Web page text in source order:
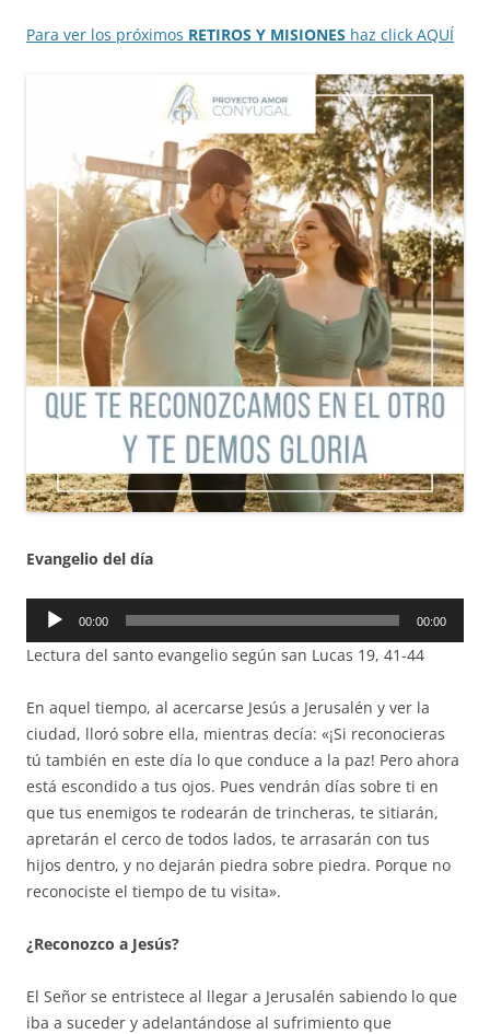
Para ver los próximos RETIROS Y MISIONES haz click AQUÍ
Evangelio del día
Reproductor
audio
00:00 00:00
Lectura del santo evangelio según san Lucas 19, 41-44
En aquel tiempo, al acercarse Jesús a Jerusalén y ver la
ciudad, lloró sobre ella, mientras decía: «¡Si reconocieras
tú también en este día lo que conduce a la paz! Pero ahora
está escondido a tus ojos. Pues vendrán días sobre ti en
que tus enemigos te rodearán de trincheras, te sitiarán,
apretarán el cerco de todos lados, te arrasarán con tus
hijos dentro, y no dejarán piedra sobre piedra. Porque no
reconociste el tiempo de tu visita».
¿Reconozco a Jesús?
El Señor se entristece al llegar a Jerusalén sabiendo lo que
iba a suceder y adelantándose al sufrimiento que